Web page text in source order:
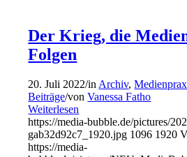
Der Krieg, die
Folgen
20. Juli 2022/in Archiv,
Beiträge/vonVanessa Fatho
Weiterlesen
https://media-bubble.de/pictures/
gab32d92c7_1920.jpg 1096 1920
https://media-